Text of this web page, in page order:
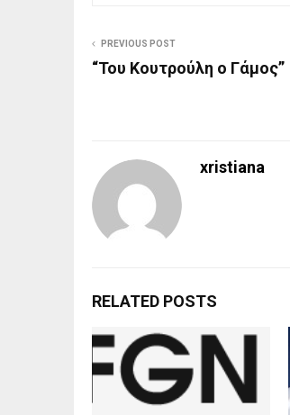
PREVIOUS POST
“Του Κουτρούλη ο Γάμος”
xristiana
RELATED POSTS